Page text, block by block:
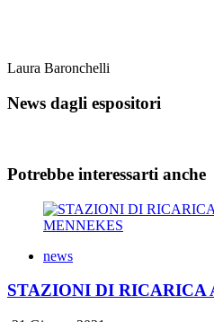
Laura Baronchelli
News dagli espositori
Potrebbe interessarti anche
news
STAZIONI DI RICARICA